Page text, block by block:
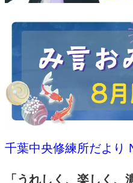
千葉中央修練所だより
「うれしく、楽しく、